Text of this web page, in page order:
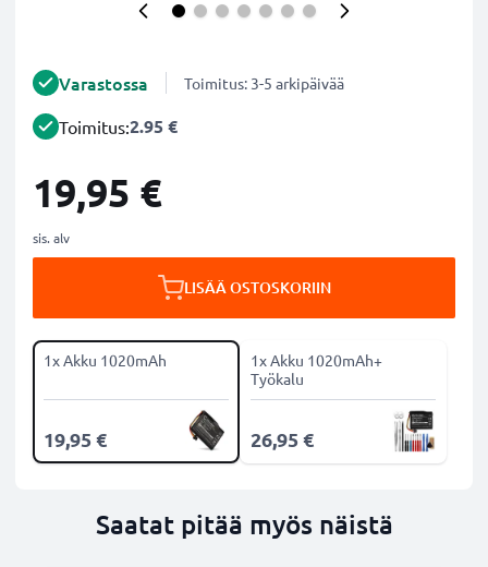
Varastossa Toimitus: 3-5 arkipäivää
Toimitus:2.95 €
19,95 €
sis. alv
LISÄÄ OSTOSKORIIN
1x Akku 1020mAh
19,95 €
1x Akku 1020mAh+
Työkalu
26,95 €
Saatat pitää myös näistä